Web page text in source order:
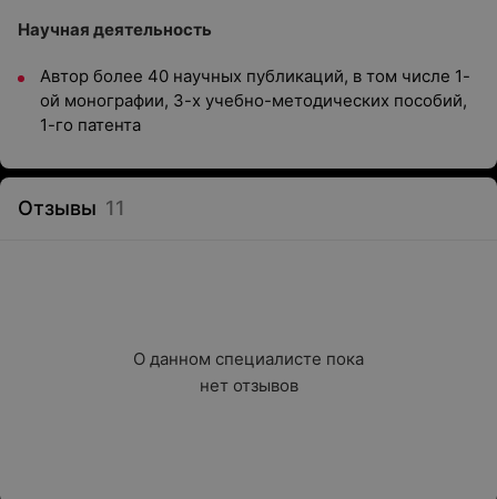
Научная деятельность
Автор более 40 научных публикаций, в том числе 1-
ой монографии, 3-х учебно-методических пособий,
1-го патента
Отзывы 11
О данном специалисте пока
нет отзывов